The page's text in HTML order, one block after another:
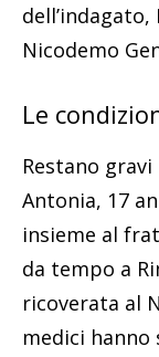
Nicodemo
Le
Restano
Antonia, 17
insieme al
da tempo a
ricoverata al
medici hanno